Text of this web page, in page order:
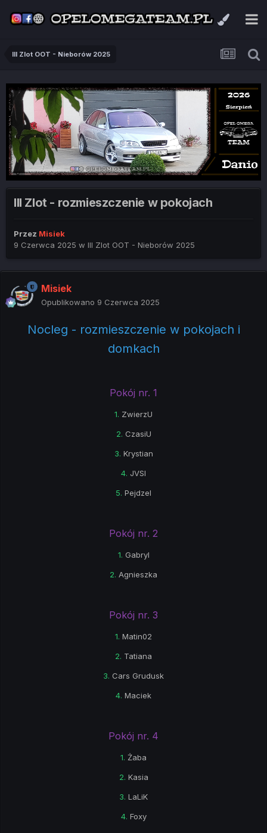
III Zlot OOT - Nieborów 2025
III Zlot - rozmieszczenie w pokojach
Przez Misiek
9 Czerwca 2025 w III Zlot OOT - Nieborów 2025
Misiek
Opublikowano 9 Czerwca 2025
Nocleg - rozmieszczenie w pokojach i
domkach
Pokój nr. 1
1. ZwierzU
2. CzasiU
3. Krystian
4. JVSI
5. Pejdzel
Pokój nr. 2
1. Gabryl
2. Agnieszka
Pokój nr. 3
1. Matin02
2. Tatiana
3. Cars Grudusk
4. Maciek
Pokój nr. 4
1. Żaba
2. Kasia
3. LaLiK
4. Foxy